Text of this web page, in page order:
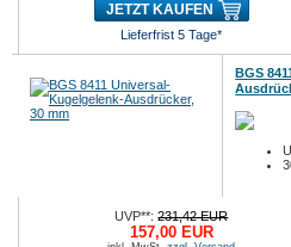
JETZT KAUFEN
Lieferfrist 5 Tage*
BGS
UVP**:231,42 EUR
157,00 EUR